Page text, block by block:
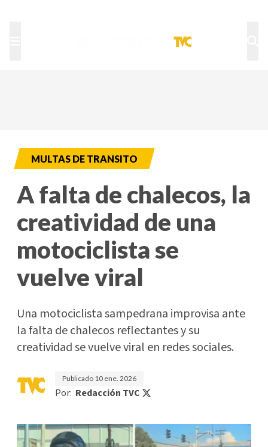
MULTAS DE TRANSITO
A falta de chalecos, la
creatividad de una
motociclista se
vuelve viral
Una motociclista sampedrana improvisa ante
la falta de chalecos reflectantes y su
creatividad se vuelve viral en redes sociales.
Publicado 10 ene. 2026
Por: Redacción TVC